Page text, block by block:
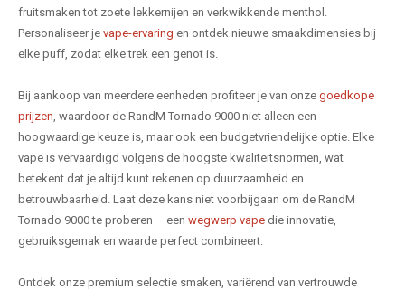
fruitsmaken tot zoete lekkernijen en verkwikkende menthol.
Personaliseer je vape-ervaring en ontdek nieuwe smaakdimensies bij
elke puff, zodat elke trek een genot is.
Bij aankoop van meerdere eenheden profiteer je van onze goedkope
prijzen , waardoor de RandM Tornado 9000 niet alleen een
hoogwaardige keuze is, maar ook een budgetvriendelijke optie. Elke
vape is vervaardigd volgens de hoogste kwaliteitsnormen, wat
betekent dat je altijd kunt rekenen op duurzaamheid en
betrouwbaarheid. Laat deze kans niet voorbijgaan om de RandM
Tornado 9000 te proberen – een wegwerp vape die innovatie,
gebruiksgemak en waarde perfect combineert.
Ontdek onze premium selectie smaken, variërend van vertrouwde